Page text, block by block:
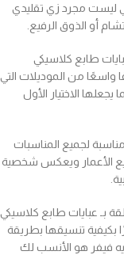
ليست مجرد زي تقليدي
أو الذوق الرفيع.
طابع كلاسيكي
واسعًا من الموديلات التي
الاختيار الأول
لجميع المناسبات
الأعمار ويعكس شخصية
بـ عبايات طابع كلاسيكي
بكيفية تنسيقها بطريقة
فيفر هو الأنسب لك